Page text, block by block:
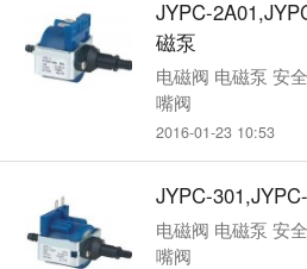
JYPC-
磁泵
电磁阀 电磁泵 安
嘴阀
2016-01-23 10:53
JYPC-
电磁阀 电磁泵 安
嘴阀